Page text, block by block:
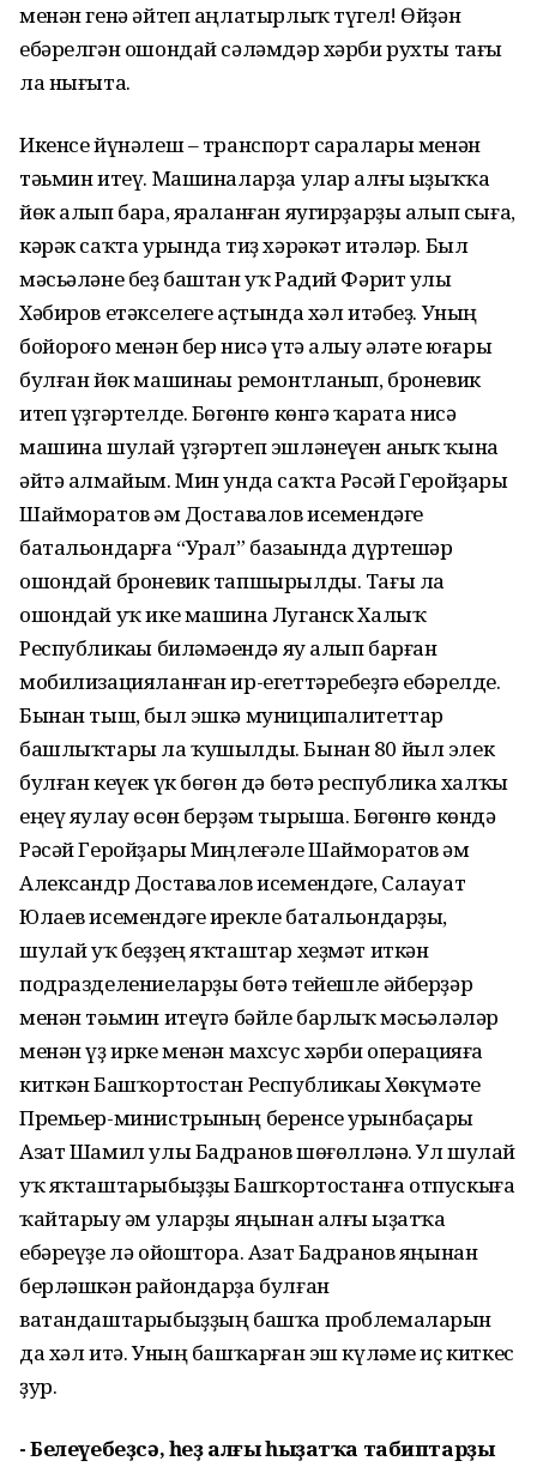
менән генә әйтеп аңлатырлыҡ түгел! Өйҙән
ебәрелгән ошондай сәләмдәр хәрби рухты тағы
ла нығыта.
Икенсе йүнәлеш – транспорт саралары менән
тәьмин итеү. Машиналарҙа улар алғы һыҙыҡҡа
йөк алып бара, яраланған яугирҙарҙы алып сыға,
кәрәк саҡта урында тиҙ хәрәкәт итәләр. Был
мәсьәләне беҙ баштан уҡ Радий Фәрит улы
Хәбиров етәкселеге аҫтында хәл итәбеҙ. Уның
бойороғо менән бер нисә үтә алыу һәләте юғары
булған йөк машинаһы ремонтланып, броневик
итеп үҙгәртелде. Бөгөнгө көнгә ҡарата нисә
машина шулай үҙгәртеп эшләнеүен аныҡ ҡына
әйтә алмайым. Мин унда саҡта Рәсәй Геройҙары
Шайморатов һәм Доставалов исемендәге
батальондарға “Урал” базаһында дүртешәр
ошондай броневик тапшырылды. Тағы ла
ошондай уҡ ике машина Луганск Халыҡ
Республикаһы биләмәһендә яу алып барған
мобилизацияланған ир-егеттәребеҙгә ебәрелде.
Бынан тыш, был эшкә муниципалитеттар
башлыҡтары ла ҡушылды. Бынан 80 йыл элек
булған кеүек үк бөгөн дә бөтә республика халҡы
еңеү яулау өсөн берҙәм тырыша. Бөгөнгө көндә
Рәсәй Геройҙары Миңлеғәле Шайморатов һәм
Александр Доставалов исемендәге, Салауат
Юлаев исемендәге ирекле батальондарҙы,
шулай уҡ беҙҙең яҡташтар хеҙмәт иткән
подразделениеларҙы бөтә тейешле әйберҙәр
менән тәьмин итеүгә бәйле барлыҡ мәсьәләләр
менән үҙ ирке менән махсус хәрби операцияға
киткән Башҡортостан Республикаһы Хөкүмәте
Премьер-министрының беренсе урынбаҫары
Азат Шамил улы Бадранов шөғөлләнә. Ул шулай
уҡ яҡташтарыбыҙҙы Башҡортостанға отпускыға
ҡайтарыу һәм уларҙы яңынан алғы һыҙатҡа
ебәреүҙе лә ойоштора. Азат Бадранов яңынан
берләшкән райондарҙа булған
ватандаштарыбыҙҙың башҡа проблемаларын
да хәл итә. Уның башҡарған эш күләме иҫ киткес
ҙур.
- Белеүебеҙсә, һеҙ алғы һыҙатҡа табиптарҙы